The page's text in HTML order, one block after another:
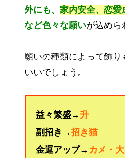
外にも、 家内安全、恋愛
など色々な願いが込めら
願いの種類によって飾り
いいでしょう。
益々繁盛→ 升
副招き→招き猫
金運アップ→ カメ・